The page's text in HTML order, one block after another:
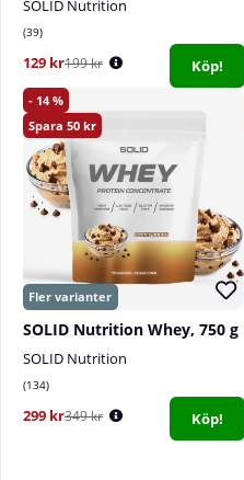
SOLID Nutrition
39
129 kr199 kr Köp!
14
50
SOLID Nutrition Whey, 750 g
SOLID Nutrition
134
299 kr349 kr Köp!